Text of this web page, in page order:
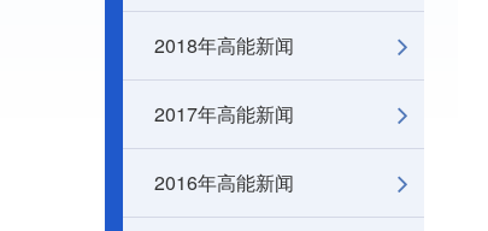
2018年高能新闻
2017年高能新闻
2016年高能新闻